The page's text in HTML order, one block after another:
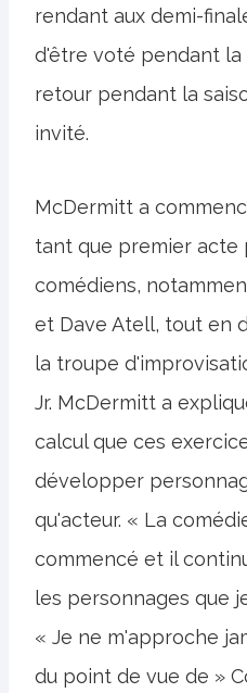
rendant aux demi-
d'être voté pendant la
retour pendant la
invité.
McDermitt a
tant que premier acte
comédiens,
et Dave Atell, tout en
la troupe
Jr. McDermitt a
calcul que ces
développer
qu'acteur. « La
commencé et il
les personnages que
« Je ne m'approche
du point de vue de »